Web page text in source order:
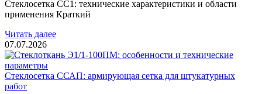
Стеклосетка СС1: технические характеристики и области
применения Краткий
Читать далее
07.07.2026
Стеклосетка ССАП: армирующая сетка для штукатурных
работ